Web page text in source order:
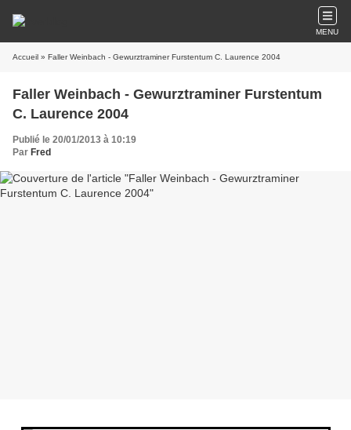
MENU
Accueil » Faller Weinbach - Gewurztraminer Furstentum C. Laurence 2004
Faller Weinbach - Gewurztraminer Furstentum
C. Laurence 2004
Publié le 20/01/2013 à 10:19
Par Fred